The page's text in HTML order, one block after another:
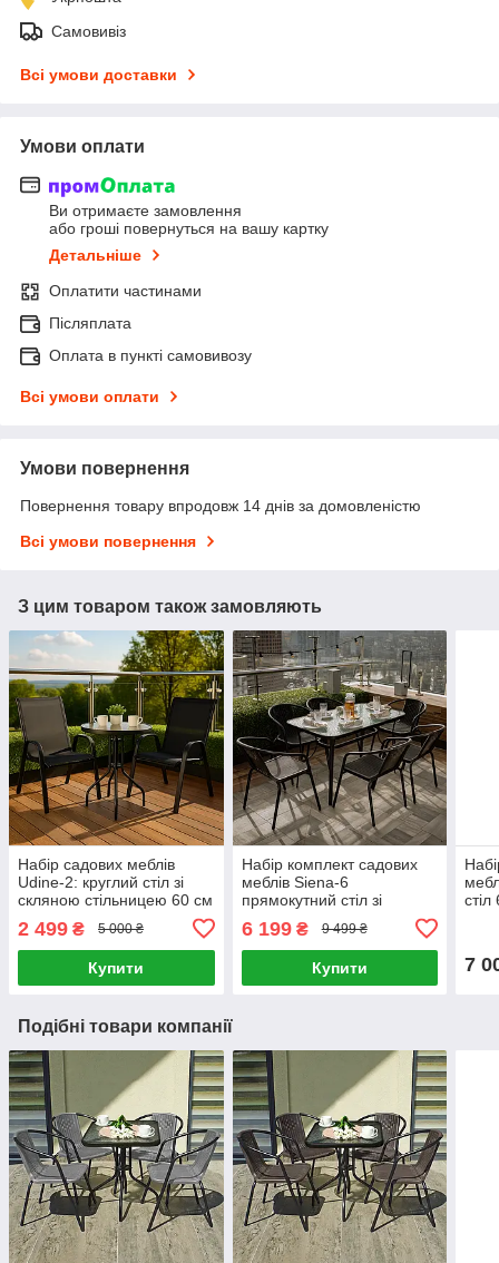
Самовивіз
Всі умови доставки
Умови оплати
Ви отримаєте замовлення
або гроші повернуться на вашу картку
Детальніше
Оплатити частинами
Післяплата
Оплата в пункті самовивозу
Всі умови оплати
Умови повернення
Повернення товару впродовж 14 днів за домовленістю
Всі умови повернення
З цим товаром також замовляють
Набір садових меблів
Udine-2: круглий стіл зі
скляною стільницею 60 см
та 2 стільці з текстилену
для саду, тераси, балкона,
кафе Ч
2 499 ₴ 5 000 ₴
Купити
Набір комплект садових
меблів Siena-6
прямокутний стіл зі
скляною стільницею та 6
стільців з ротанга Ч
6 199₴ 9 499 ₴
Купити
стіл
7
Подібні товари компанії